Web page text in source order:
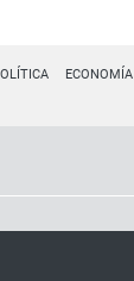
ECONOMÍA